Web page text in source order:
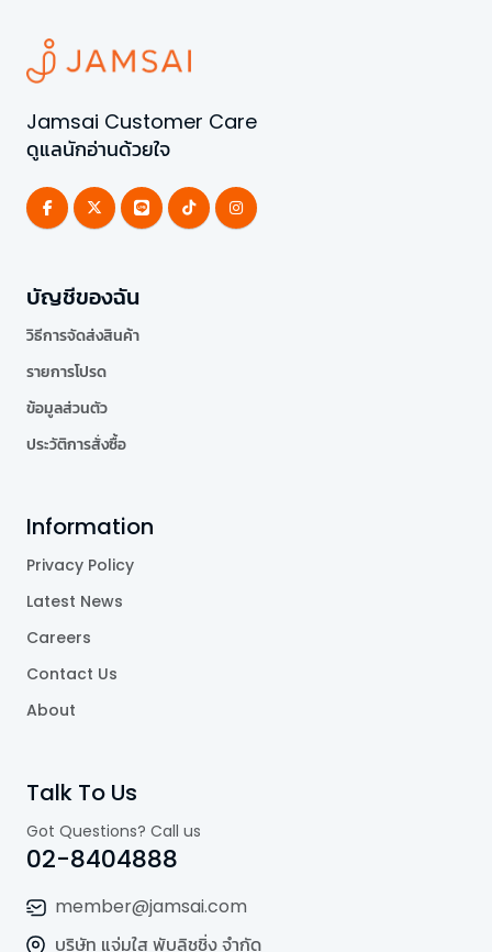
Jamsai Customer Care
ดูแลนักอ่านด้วยใจ
บัญชีของฉัน
วิธีการจัดส่งสินค้า
รายการโปรด
ข้อมูลส่วนตัว
ประวัติการสั่งซื้อ
Information
Privacy Policy
Latest News
Careers
Contact Us
About
Talk To Us
Got Questions? Call us
02-8404888
member@jamsai.com
บริษัท แจ่มใส พับลิชชิ่ง จำกัด